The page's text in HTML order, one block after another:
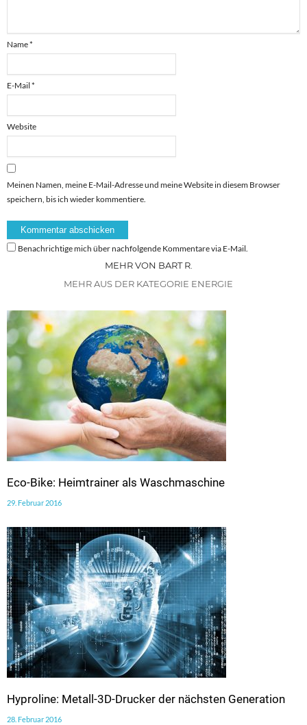
Name*
E-Mail *
Website
Meinen Namen, meine E-Mail-Adresse und meine Website in diesem Browser
speichern, bis ich wieder kommentiere.
Benachrichtige mich über nachfolgende Kommentare via E-Mail.
MEHR VON BART R.
MEHR AUS DER KATEGORIE ENERGIE
Eco-Bike: Heimtrainer als Waschmaschine
29. Februar 2016
Hyproline: Metall-3D-Drucker der nächsten Generation
28. Februar 2016